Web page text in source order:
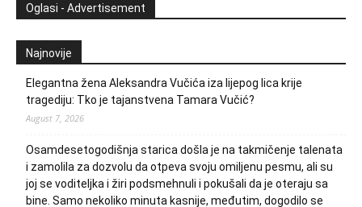
Oglasi - Advertisement
Najnovije
Elegantna žena Aleksandra Vučića iza lijepog lica krije
tragediju: Tko je tajanstvena Tamara Vučić?
August 7, 2026
Osamdesetogodišnja starica došla je na takmičenje talenata
i zamolila za dozvolu da otpeva svoju omiljenu pesmu, ali su
joj se voditeljka i žiri podsmehnuli i pokušali da je oteraju sa
bine. Samo nekoliko minuta kasnije, međutim, dogodilo se